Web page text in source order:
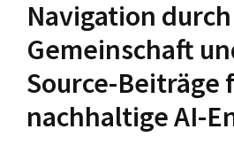
Navigation
Gemeinschaft
Source-Beiträge
nachhaltige AI-